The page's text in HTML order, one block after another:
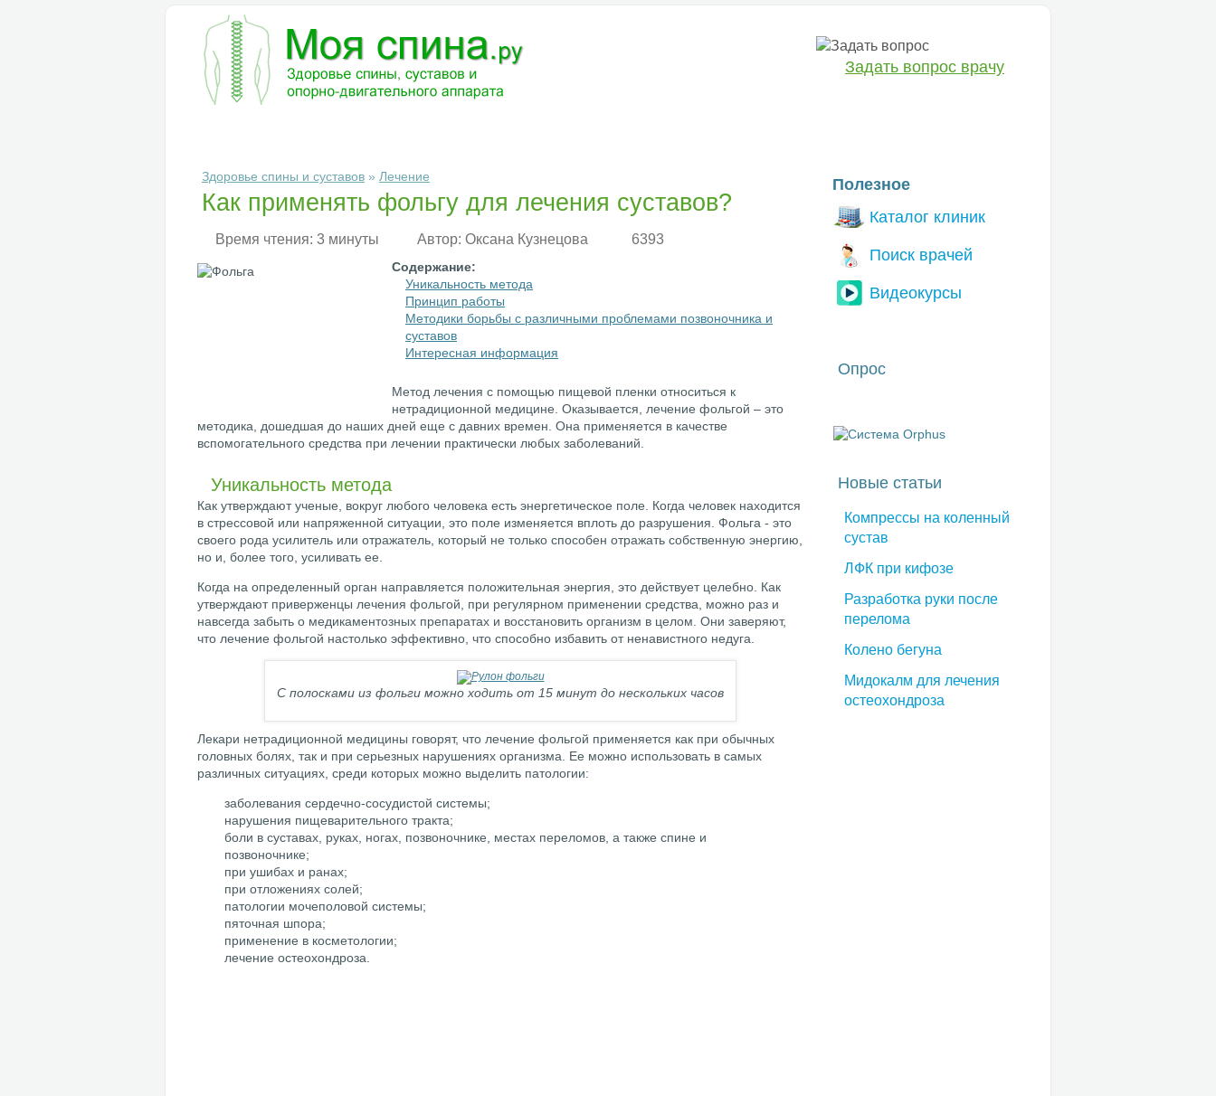
Задать вопрос врачу
Здоровье спины и суставов » Лечение
Как применять фольгу для лечения суставов?
Время чтения: 3 минуты Автор: Оксана Кузнецова 6393
Содержание:
Уникальность метода
Принцип работы
Методики борьбы с различными проблемами позвоночника и
суставов
Интересная информация
Метод лечения с помощью пищевой пленки относиться к
нетрадиционной медицине. Оказывается, лечение фольгой – это
методика, дошедшая до наших дней еще с давних времен. Она применяется в качестве
вспомогательного средства при лечении практически любых заболеваний.
Уникальность метода
Как утверждают ученые, вокруг любого человека есть энергетическое поле. Когда человек находится
в стрессовой или напряженной ситуации, это поле изменяется вплоть до разрушения. Фольга - это
своего рода усилитель или отражатель, который не только способен отражать собственную энергию,
но и, более того, усиливать ее.
Когда на определенный орган направляется положительная энергия, это действует целебно. Как
утверждают приверженцы лечения фольгой, при регулярном применении средства, можно раз и
навсегда забыть о медикаментозных препаратах и восстановить организм в целом. Они заверяют,
что лечение фольгой настолько эффективно, что способно избавить от ненавистного недуга.
С полосками из фольги можно ходить от 15 минут до нескольких часов
Лекари нетрадиционной медицины говорят, что лечение фольгой применяется как при обычных
головных болях, так и при серьезных нарушениях организма. Ее можно использовать в самых
различных ситуациях, среди которых можно выделить патологии:
заболевания сердечно-сосудистой системы;
нарушения пищеварительного тракта;
боли в суставах, руках, ногах, позвоночнике, местах переломов, а также спине и
позвоночнике;
при ушибах и ранах;
при отложениях солей;
патологии мочеполовой системы;
пяточная шпора;
применение в косметологии;
лечение остеохондроза.
Полезное
Каталог клиник
Поиск врачей
Видеокурсы
Опрос
Новые статьи
Компрессы на коленный
сустав
ЛФК при кифозе
Разработка руки после
перелома
Колено бегуна
Мидокалм для лечения
остеохондроза